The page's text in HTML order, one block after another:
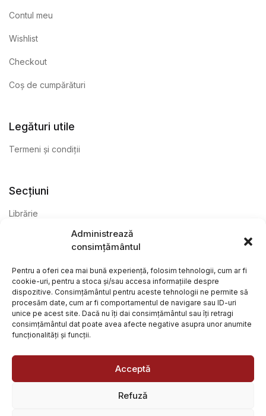
Administrează
consimțământul
Pentru a oferi cea mai bună experiență, folosim tehnologii, cum ar fi
cookie-uri, pentru a stoca și/sau accesa informațiile despre
dispozitive. Consimțământul pentru aceste tehnologii ne permite să
procesăm date, cum ar fi comportamentul de navigare sau ID-uri
unice pe acest site. Dacă nu îți dai consimțământul sau îți retragi
consimțământul dat poate avea afecte negative asupra unor anumite
funcționalități și funcții.
Acceptă
Refuză
Contul meu
Wishlist
Checkout
Coș de cumpărături
Legături utile
Termeni și condiții
Secțiuni
Librărie
@ Librăria Arcana. Toate drepturile rezervate. Site creat de